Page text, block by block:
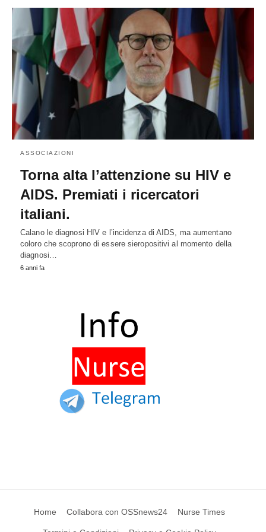
ASSOCIAZIONI
Torna alta l’attenzione su HIV e
AIDS. Premiati i ricercatori
italiani.
Calano le diagnosi HIV e l’incidenza di AIDS, ma aumentano
coloro che scoprono di essere sieropositivi al momento della
diagnosi…
6 anni fa
Home Collabora con OSSnews24 Nurse Times